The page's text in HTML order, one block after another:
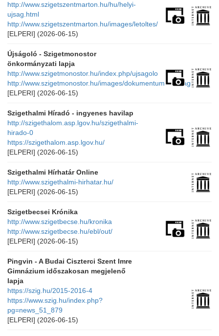
http://www.szigetszentmarton.hu/hu/helyi-
ujsag.html
http://www.szigetszentmarton.hu/images/letoltes/
[ELPERI] (2026-06-15)
Újságoló - Szigetmonostor
önkormányzati lapja
http://www.szigetmonostor.hu/index.php/ujsagolo
http://www.szigetmonostor.hu/images/dokumentumok/ujsagolo/
[ELPERI] (2026-06-15)
Szigethalmi Híradó - ingyenes havilap
http://szigethalom.asp.lgov.hu/szigethalmi-
hirado-0
https://szigethalom.asp.lgov.hu/
[ELPERI] (2026-06-15)
Szigethalmi Hírhatár Online
http://www.szigethalmi-hirhatar.hu/
[ELPERI] (2026-06-15)
Szigetbecsei Krónika
http://www.szigetbecse.hu/kronika
http://www.szigetbecse.hu/ebl/out/
[ELPERI] (2026-06-15)
Pingvin - A Budai Ciszterci Szent Imre
Gimnázium időszakosan megjelenő
lapja
https://szig.hu/2015-2016-4
https://www.szig.hu/index.php?
pg=news_51_879
[ELPERI] (2026-06-15)